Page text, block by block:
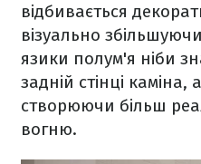
відбивається
візуально
язики полум'я ніби
задній стінці каміна,
створюючи більш
вогню.